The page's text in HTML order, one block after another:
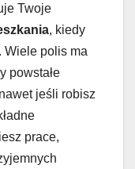
Twoje
, kiedy
. Wiele polis ma
powstałe
jeśli robisz
prace,